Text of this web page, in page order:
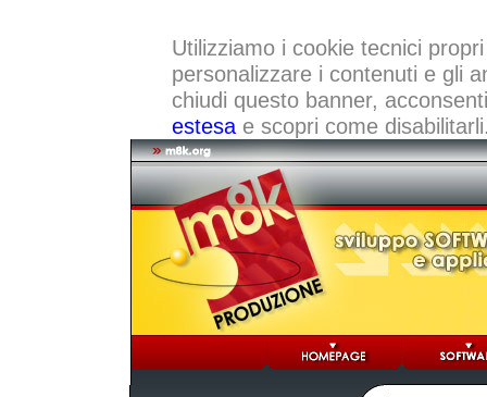
Utilizziamo i cookie tecnici
personalizzare i contenuti e gli
chiudi questo banner,
estesae scopri come